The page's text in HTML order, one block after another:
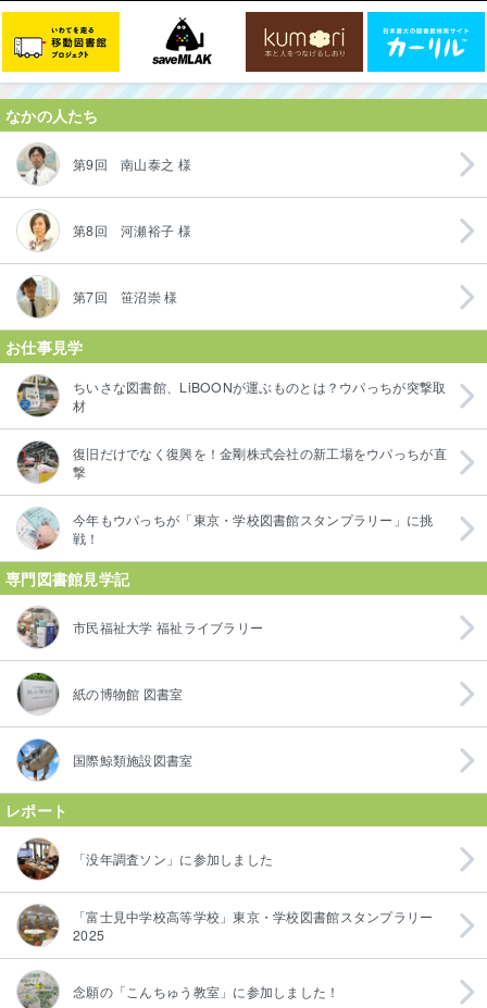
なかの人たち
第9回 南山泰之 様
第8回 河瀬裕子 様
第7回 笹沼崇 様
お仕事見学
ちいさな図書館、LiBOONが運ぶものとは？ウパっちが突撃取
材
復旧だけでなく復興を！金剛株式会社の新工場をウパっちが直
撃
今年もウパっちが「東京・学校図書館スタンプラリー」に挑
戦！
専門図書館見学記
市民福祉大学 福祉ライブラリー
紙の博物館 図書室
国際鯨類施設図書室
レポート
「没年調査ソン」に参加しました
「富士見中学校高等学校」東京・学校図書館スタンプラリー
2025
念願の「こんちゅう教室」に参加しました！